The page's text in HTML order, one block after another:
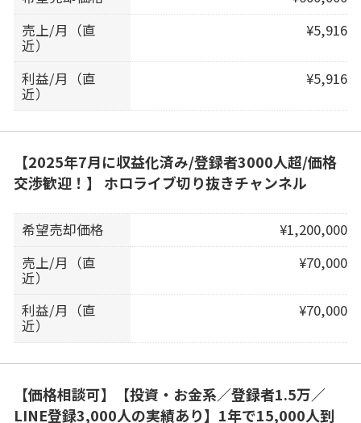
売上/月（直
近）
¥5,916
利益/月（直
近）
¥5,916
【2025年7月に収益化済み/登録者3000人超/価格
交渉歓迎！】 ホロライブ切り抜きチャンネル
希望売却価格
¥1,200,000
売上/月（直
近）
¥70,000
利益/月（直
近）
¥70,000
【価格相談可】【投資・お金系／登録者1.5万／
LINE登録3,000人の実績あり】1年で15,000人到